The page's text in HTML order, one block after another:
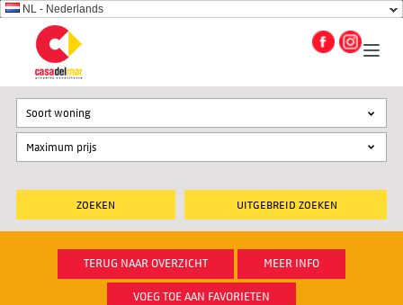
NL - Nederlands
UITGEBREID ZOEKEN
Soort woning
TERUG NAAR OVERZICHT MEER INFO
VOEG TOE AAN FAVORIETEN